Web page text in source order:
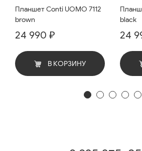
Планшет Conti UOMO 7112
brown
24 990 ₽
В КОРЗИНУ
black
24